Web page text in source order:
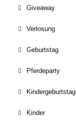
Giveaway
Verlosung
Geburtstag
Pferdeparty
Kindergeburtstag
Kinder